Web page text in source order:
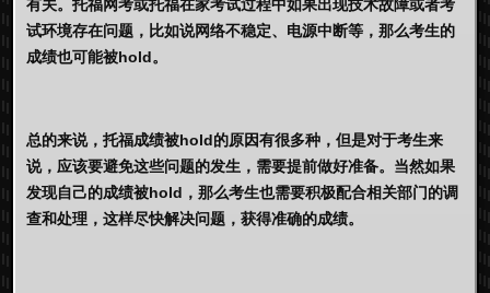
有关。托福网考或托福在家考试过程中如果出现技术故障或者考
试环境存在问题，比如说网络不稳定、电源中断等，那么考生的
成绩也可能被hold。
总的来说，托福成绩被hold的原因有很多种，但是对于考生来
说，应该要避免这些问题的发生，需要提前做好准备。当然如果
发现自己的成绩被hold，那么考生也需要积极配合相关部门的调
查和处理，这样尽快解决问题，获得准确的成绩。